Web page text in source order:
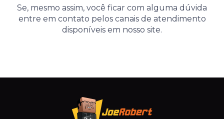
Se, mesmo assim, você ficar com alguma dúvida
entre em contato pelos canais de atendimento
disponíveis em nosso site.